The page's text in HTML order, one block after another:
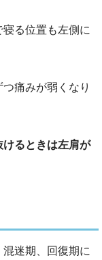
る位置も左側に
痛みが弱くなり
るときは左肩が
迷期、回復期に